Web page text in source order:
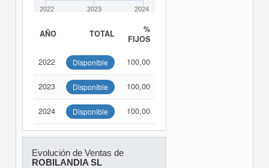
2022 2023 2024
AÑO TOTAL
%
FIJOS
2022 Disponible 100,00
2023 Disponible 100,00
2024 Disponible 100,00
Evolución de Ventas de
ROBILANDIA SL